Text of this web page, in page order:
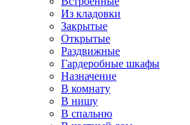
Из кладовки
Закрытые
Открытые
Раздвижные
Гардеробные шкафы
Назначение
В комнату
В нишу
В спальню